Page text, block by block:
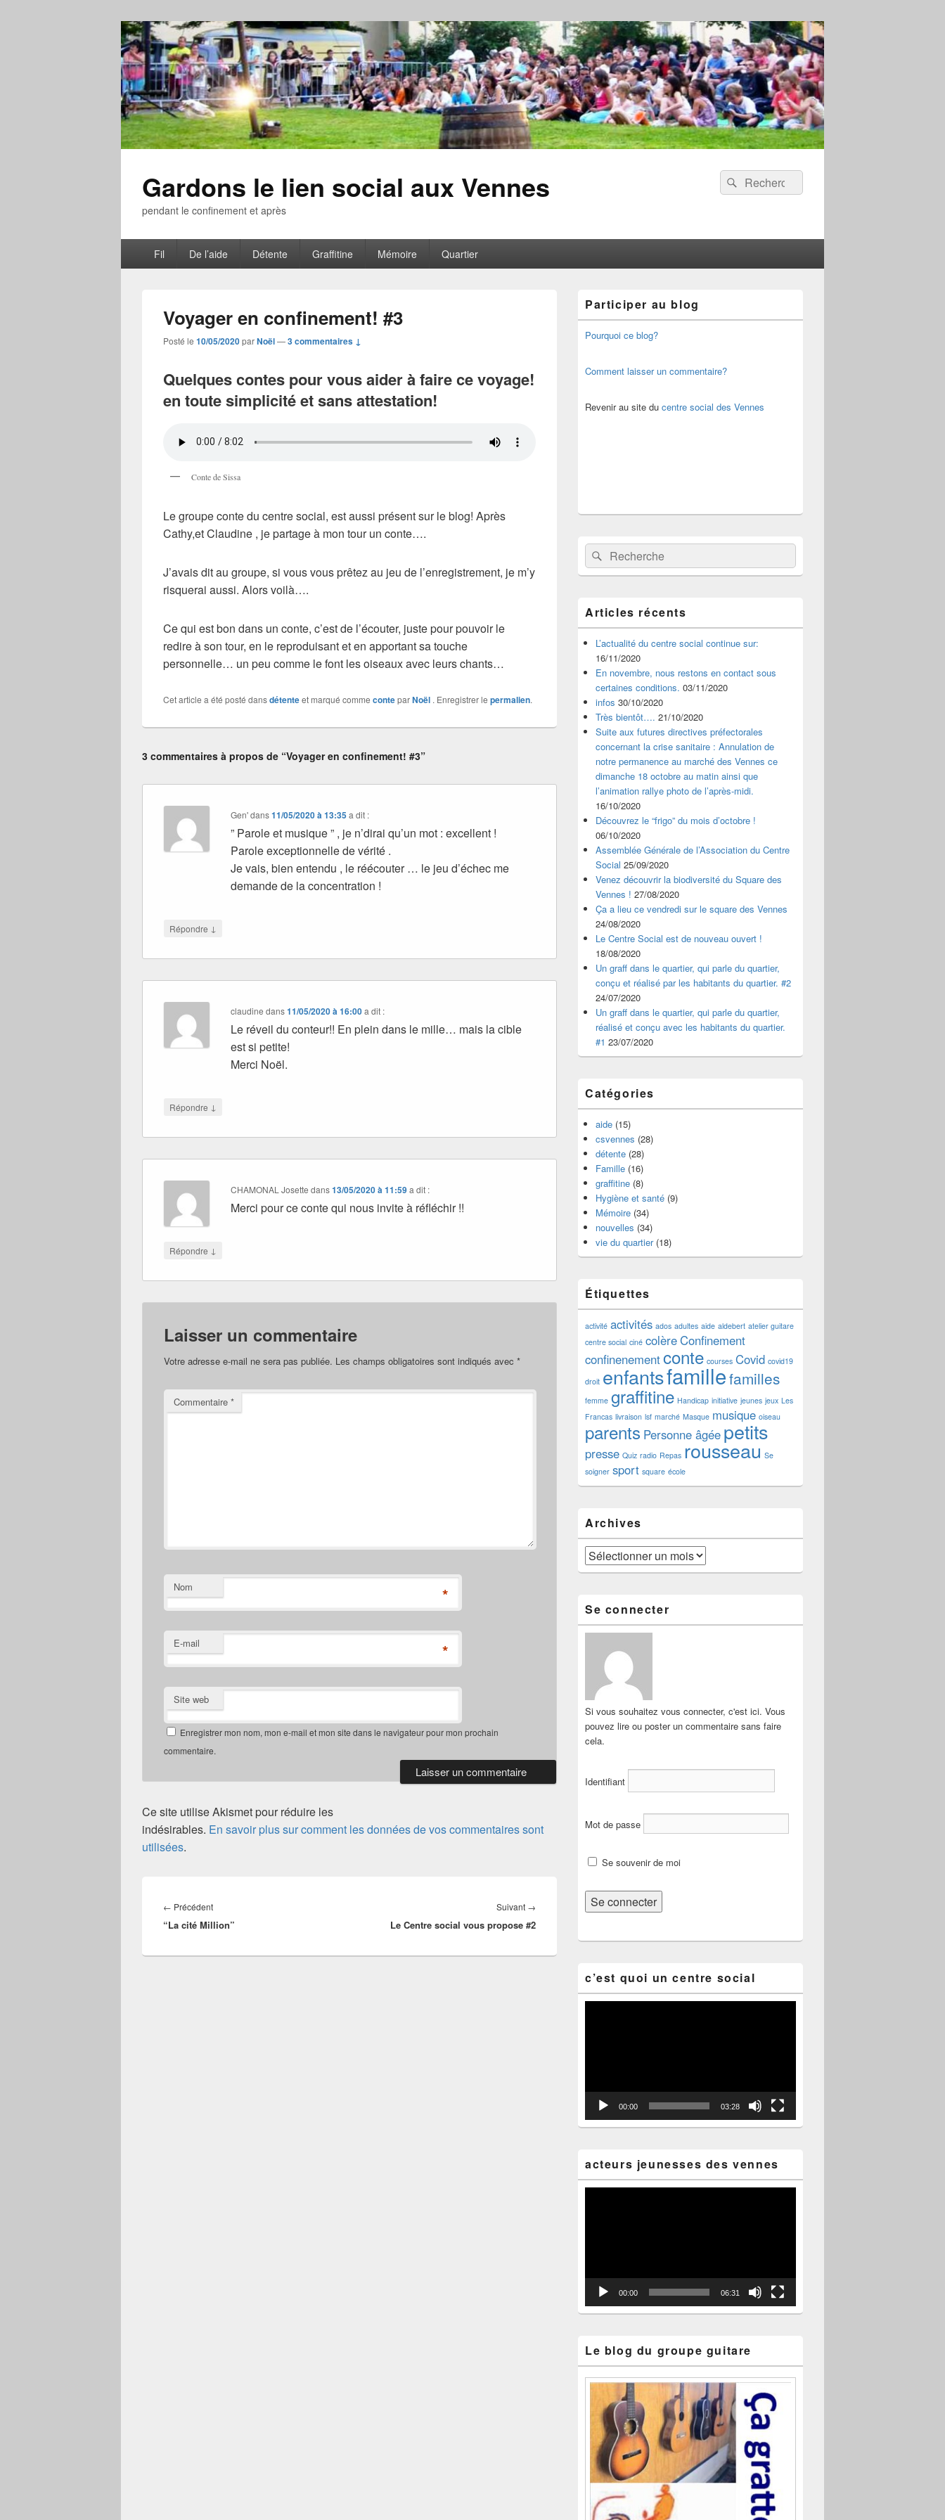
Gardons le lien social aux Vennes
pendant le confinement et après
Recherche :
Rechercher
principal
Fil De l’aide Détente Graffitine Mémoire Quartier
Voyager en confinement! #3
Posté le 10/05/2020parNoël—3 commentaires ↓
Quelques contes pour vous aider à faire ce voyage!
en toute simplicité et sans attestation!
Conte de Sissa
Le groupe conte du centre social, est aussi présent sur le blog! Après
Cathy,et Claudine , je partage à mon tour un conte….
J’avais dit au groupe, si vous vous prêtez au jeu de l’enregistrement, je m’y
risquerai aussi. Alors voilà….
Ce qui est bon dans un conte, c’est de l’écouter, juste pour pouvoir le
redire à son tour, en le reproduisant et en apportant sa touche
personnelle… un peu comme le font les oiseaux avec leurs chants…
Cet article a été posté dansdétenteet marqué comme conteparNoël . Enregistrer le permalien.
3 commentaires à propos de “Voyager en confinement! #3”
Gen'dans11/05/2020 à 13:35a dit :
” Parole et musique ” , je n’dirai qu’un mot : excellent !
Parole exceptionnelle de vérité .
Je vais, bien entendu , le réécouter … le jeu d’échec me
demande de la concentration !
Répondre ↓
claudine dans11/05/2020 à 16:00a dit :
Le réveil du conteur!! En plein dans le mille… mais la cible
est si petite!
Merci Noël.
Répondre ↓
CHAMONAL Josette dans13/05/2020 à 11:59a dit :
Merci pour ce conte qui nous invite à réfléchir !!
Répondre ↓
Laisser un commentaire
Votre adresse e-mail ne sera pas publiée. Les champs obligatoires sont indiqués avec *
Commentaire *
Nom *
E-mail *
Site web
Enregistrer mon nom, mon e-mail et mon site dans le navigateur pour mon prochain
commentaire.
Ce site utilise Akismet pour réduire les
indésirables. En savoir plus sur comment les données de vos commentaires sont
utilisées.
de
l’article
← PrécédentArticle
précédent :
“La cité Million”
Suivant →
suivant :
Le Centre social vous propose #2
principale
de
widget
barre
Participer au blog
Pourquoi ce blog?
Comment laisser un commentaire?
Revenir au site du centre social des Vennes
Recherche :Rechercher
Articles récents
L’actualité du centre social continue sur:
16/11/2020
En novembre, nous restons en contact sous
certaines conditions. 03/11/2020
infos 30/10/2020
Très bientôt…. 21/10/2020
Suite aux futures directives préfectorales
concernant la crise sanitaire : Annulation de
notre permanence au marché des Vennes ce
dimanche 18 octobre au matin ainsi que
l’animation rallye photo de l’après-midi.
16/10/2020
Découvrez le “frigo” du mois d’octobre !
06/10/2020
Assemblée Générale de l’Association du Centre
Social 25/09/2020
Venez découvrir la biodiversité du Square des
Vennes ! 27/08/2020
Ça a lieu ce vendredi sur le square des Vennes
24/08/2020
Le Centre Social est de nouveau ouvert !
18/08/2020
Un graff dans le quartier, qui parle du quartier,
conçu et réalisé par les habitants du quartier. #2
24/07/2020
Un graff dans le quartier, qui parle du quartier,
réalisé et conçu avec les habitants du quartier.
#1 23/07/2020
Catégories
aide (15)
csvennes (28)
détente (28)
Famille (16)
graffitine (8)
Hygiène et santé (9)
Mémoire (34)
nouvelles (34)
vie du quartier(18)
Étiquettes
activité activités ados adultes aide aldebert atelier guitare
centre social ciné colèreConfinement
confinenementconte courses Covid covid19
droit enfantsfamillefamilles
femme graffitine Handicap initiative jeunes jeux Les
Francas livraison lsf marché Masque musique oiseau
parents Personne âgée petits
presse Quiz radio Repas rousseau Se
soigner sport square école
Archives
Archives
Se connecter
Si vous souhaitez vous connecter, c'est ici. Vous
pouvez lire ou poster un commentaire sans faire
cela.
Identifiant
Mot de passe
Se souvenir de moi
c’est quoi un centre social
00:00 03:28
acteurs jeunesses des vennes
00:00 06:31
Le blog du groupe guitare